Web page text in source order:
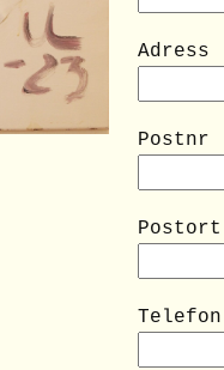
Adress
Postnr
Postort
Telefon